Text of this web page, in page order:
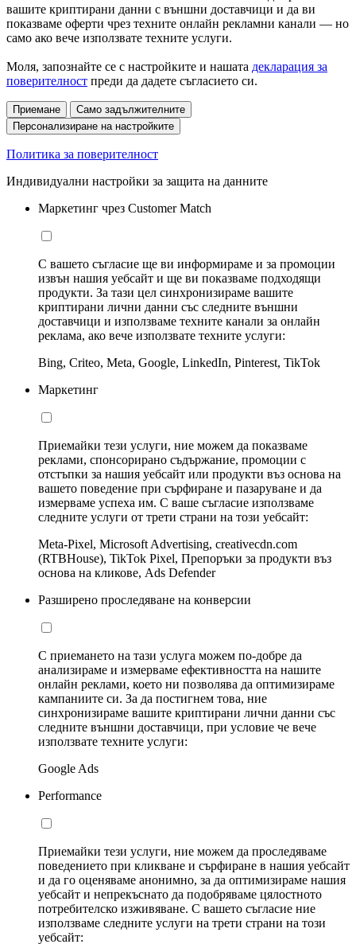
вашите криптирани данни с външни доставчици и да ви
показваме оферти чрез техните онлайн рекламни канали — но
само ако вече използвате техните услуги.
Моля, запознайте се с настройките и нашата декларация за
поверителност преди да дадете съгласието си.
Приемане
Само задължителните
Персонализиране на настройките
Политика за поверителност
Индивидуални настройки за защита на данните
Маркетинг чрез Customer Match
С вашето съгласие ще ви информираме и за промоции
извън нашия уебсайт и ще ви показваме подходящи
продукти. За тази цел синхронизираме вашите
криптирани лични данни със следните външни
доставчици и използваме техните канали за онлайн
реклама, ако вече използвате техните услуги:
Bing, Criteo, Meta, Google, LinkedIn, Pinterest, TikTok
Маркетинг
Приемайки тези услуги, ние можем да показваме
реклами, спонсорирано съдържание, промоции с
отстъпки за нашия уебсайт или продукти въз основа на
вашето поведение при сърфиране и пазаруване и да
измерваме успеха им. С ваше съгласие използваме
следните услуги от трети страни на този уебсайт:
Meta-Pixel, Microsoft Advertising, creativecdn.com
(RTBHouse), TikTok Pixel, Препоръки за продукти въз
основа на кликове, Ads Defender
Разширено проследяване на конверсии
С приемането на тази услуга можем по-добре да
анализираме и измерваме ефективността на нашите
онлайн реклами, което ни позволява да оптимизираме
кампаниите си. За да постигнем това, ние
синхронизираме вашите криптирани лични данни със
следните външни доставчици, при условие че вече
използвате техните услуги:
Google Ads
Performance
Приемайки тези услуги, ние можем да проследяваме
поведението при кликване и сърфиране в нашия уебсайт
и да го оценяваме анонимно, за да оптимизираме нашия
уебсайт и непрекъснато да подобряваме цялостното
потребителско изживяване. С вашето съгласие ние
използваме следните услуги на трети страни на този
уебсайт: